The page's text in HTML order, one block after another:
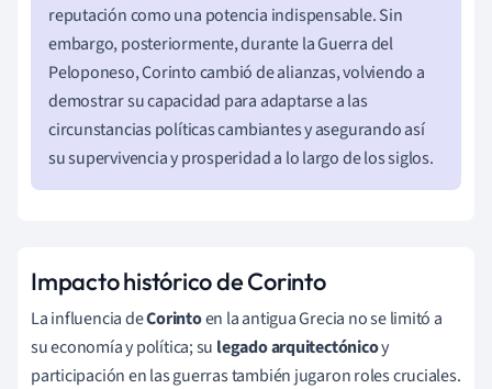
reputación como una potencia indispensable. Sin
embargo, posteriormente, durante la Guerra del
Peloponeso, Corinto cambió de alianzas, volviendo a
demostrar su capacidad para adaptarse a las
circunstancias políticas cambiantes y asegurando así
su supervivencia y prosperidad a lo largo de los siglos.
Impacto histórico de Corinto
La influencia deCorintoen la antigua Grecia no se limitó a
su economía y política; su legado arquitectónicoy
participación en las guerras también jugaron roles cruciales.